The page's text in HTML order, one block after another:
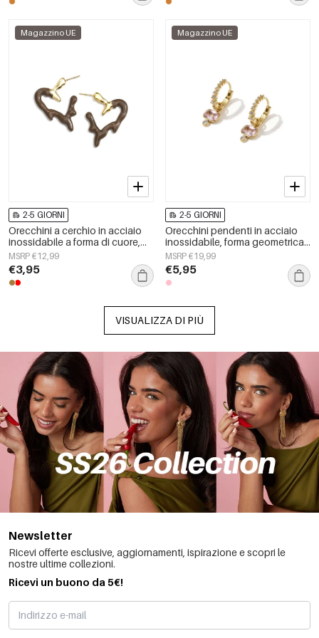
Magazzino UE
2-5 GIORNI
Orecchini a cerchio in acciaio
inossidabile a forma di cuore,
semplici, della serie Daily
Simple, gioielli da donna.
MSRP €12,99
€3,95
Magazzino UE
2-5 GIORNI
Orecchini pendenti in acciaio
inossidabile, forma geometrica,
serie casual e semplice, gioielli
da donna
MSRP €19,99
€5,95
VISUALIZZA DI PIÙ
Newsletter
Ricevi offerte esclusive, aggiornamenti, ispirazione e scopri le
nostre ultime collezioni.
Ricevi un buono da 5€!